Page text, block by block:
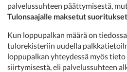
palvelussuhteen päättymisestä,
Tulonsaajalle maksetut suoritukset
Kun loppupalkan määrä on
tulorekisteriin uudella
loppupalkan yhteydessä myös
siirtymisestä, eli palvelussuhteen